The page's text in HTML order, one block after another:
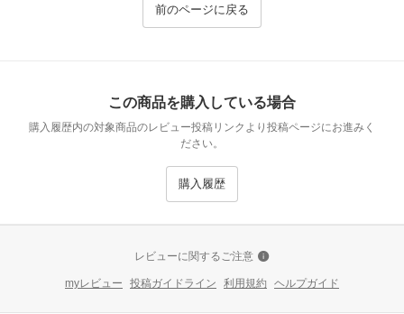
前のページに戻る
この商品を購入している場合
購入履歴内の対象商品のレビュー投稿リンクより投稿ページにお進みく
ださい。
購入履歴
レビューに関するご注意
myレビュー 投稿ガイドライン 利用規約 ヘルプガイド